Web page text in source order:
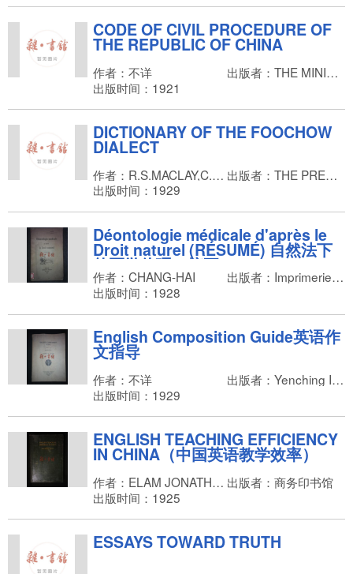
CODE OF CIVIL PROCEDURE OF
THE REPUBLIC OF CHINA
作者：不详
出版者：THE MINISTRY OF JUSTICE
出版时间：1921
DICTIONARY OF THE FOOCHOW
DIALECT
作者：R.S.MACLAY,C.C.BALDWIN
出版者：THE PRESBYTERIAN MISSION PRESS
出版时间：1929
Déontologie médicale d'après le
Droit naturel (RÉSUMÉ) 自然法下
的医学伦理（摘要）
作者：CHANG-HAI
出版者：Imprimerie de T'ou-sè-wè 土山湾印书局
出版时间：1928
English Composition Guide英语作
文指导
作者：不详
出版者：Yenching Institute 燕京学社
出版时间：1929
ENGLISH TEACHING EFFICIENCY
IN CHINA（中国英语教学效率）
作者：ELAM JONATHAN ANDERSON 出版者：商务印书馆
出版时间：1925
ESSAYS TOWARD TRUTH